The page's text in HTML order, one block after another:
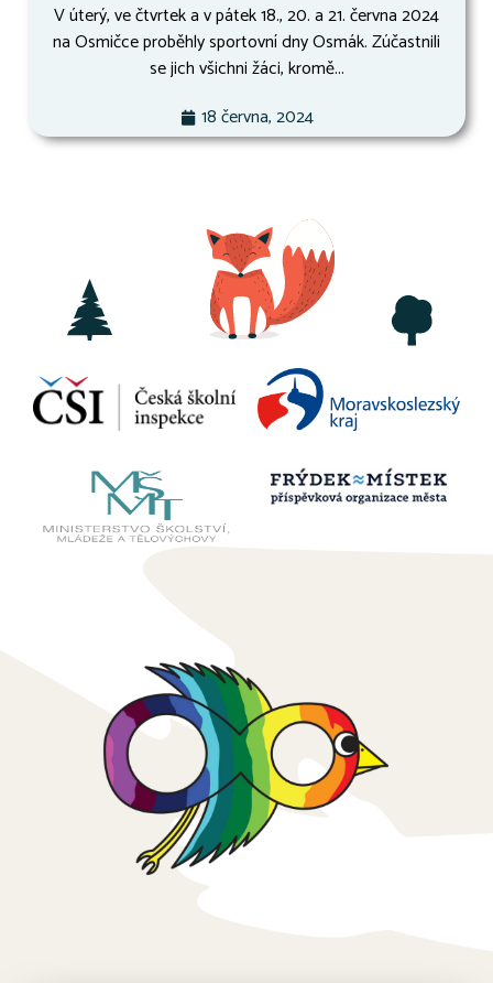
V úterý, ve čtvrtek a v pátek 18., 20. a 21. června 2024
na Osmičce proběhly sportovní dny Osmák. Zúčastnili
se jich všichni žáci, kromě...
18 června, 2024